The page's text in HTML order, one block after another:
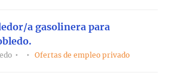
a gasolinera para
Ofertas de empleo privado